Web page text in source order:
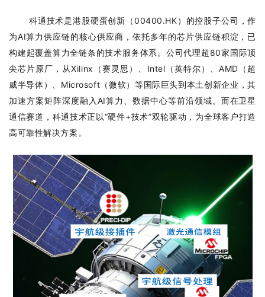
科通技术是港股硬蛋创新（00400.HK）的控股子公司，作
为AI算力供应链的核心供应商，依托多年的芯片供应链积淀，已
构建起覆盖算力全链条的技术服务体系。公司代理超80家国际顶
尖芯片原厂，从Xilinx（赛灵思）、Intel（英特尔）、AMD（超
威半导体）、Microsoft（微软）等国际巨头到本土创新企业，其
加速方案矩阵深度融入AI算力、数据中心等前沿领域。而在卫星
通信赛道，科通技术正以“硬件+技术”双轮驱动，为全球客户打造
高可靠性解决方案。